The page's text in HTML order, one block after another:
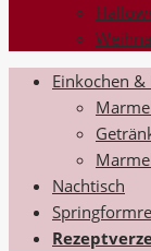
Einkochen &
Nachtisch